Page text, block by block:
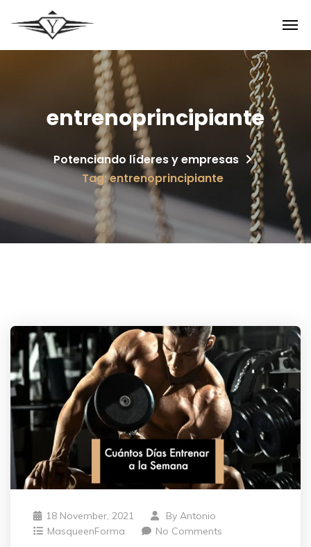
entrenoprincipiante
Potenciando líderes y empresas
Tag: entrenoprincipiante
18 November, 2021 By Antonio
MasqueenForma
No Comments